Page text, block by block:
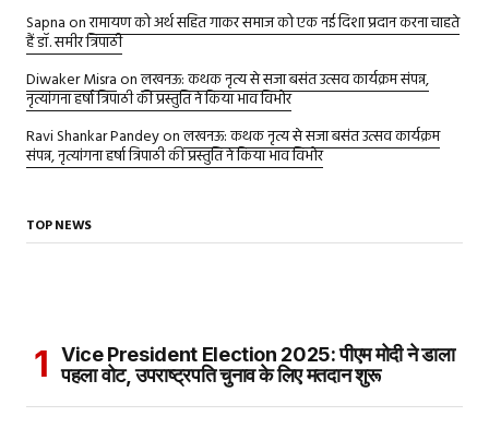
Sapnaonरामायण को अर्थ सहित गाकर समाज को एक नई दिशा प्रदान करना चाहते
हैं डॉ. समीर त्रिपाठी
Diwaker Misraonलखनऊ: कथक नृत्य से सजा बसंत उत्सव कार्यक्रम संपन्न,
नृत्यांगना हर्षा त्रिपाठी की प्रस्तुति ने किया भाव विभोर
Ravi Shankar Pandeyonलखनऊ: कथक नृत्य से सजा बसंत उत्सव कार्यक्रम
संपन्न, नृत्यांगना हर्षा त्रिपाठी की प्रस्तुति ने किया भाव विभोर
TOP NEWS
Vice President Election 2025: पीएम मोदी ने डाला
पहला वोट, उपराष्ट्रपति चुनाव के लिए मतदान शुरू